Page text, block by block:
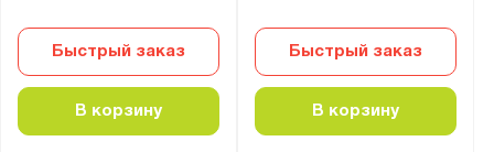
Быстрый заказ
В корзину
Быстрый заказ
В корзину